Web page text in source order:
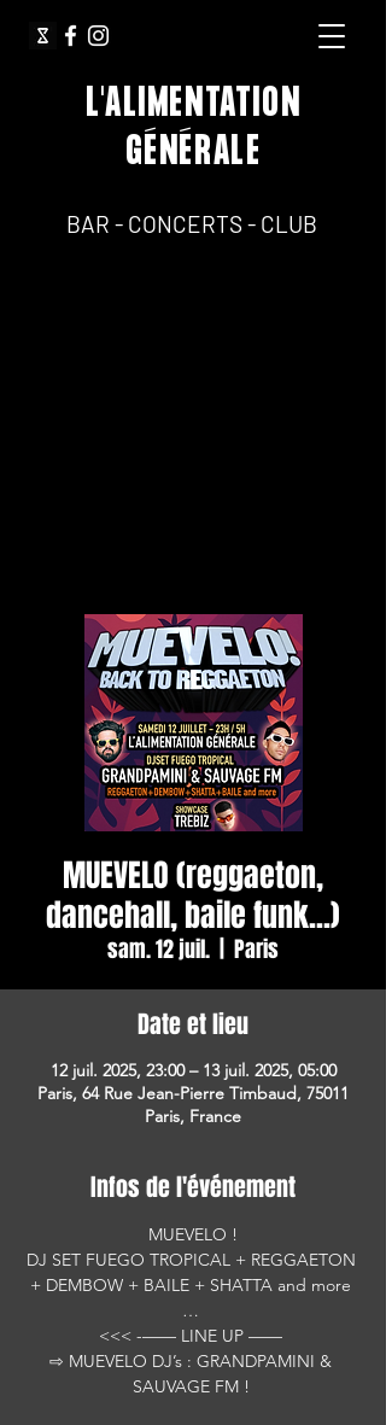
L'ALIMENTATION
GÉNÉRALE
BAR - CONCERTS - CLUB
MUEVELO (reggaeton,
dancehall, baile funk...)
sam. 12 juil. Paris
Date et lieu
12 juil. 2025, 23:00 – 13 juil. 2025, 05:00
Paris, 64 Rue Jean-Pierre Timbaud, 75011
Paris, France
Infos de l'événement
MUEVELO !
DJ SET FUEGO TROPICAL + REGGAETON
+ DEMBOW + BAILE + SHATTA and more
…
<<< -—— LINE UP ——
⇨ MUEVELO DJ’s : GRANDPAMINI &
SAUVAGE FM !